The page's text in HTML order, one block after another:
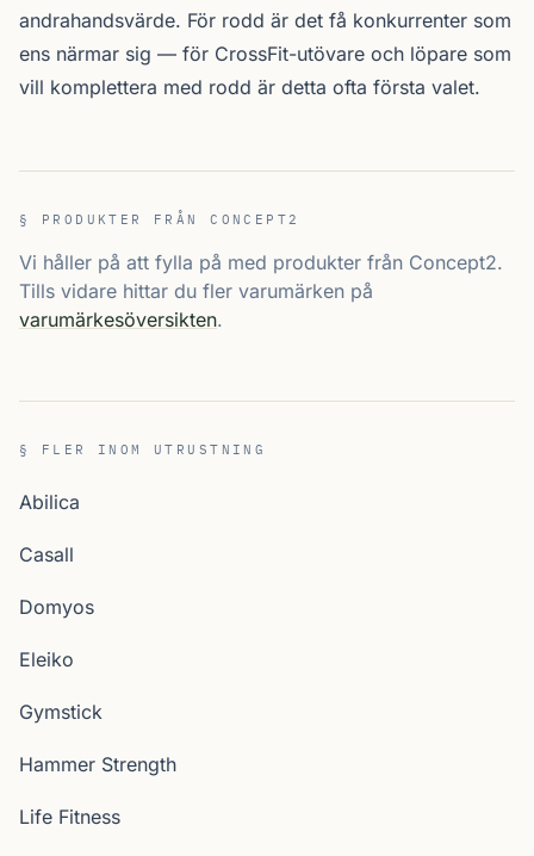
andrahandsvärde. För rodd är det få konkurrenter som
ens närmar sig — för CrossFit-utövare och löpare som
vill komplettera med rodd är detta ofta första valet.
§ PRODUKTER FRÅN CONCEPT2
Vi håller på att fylla på med produkter från Concept2.
Tills vidare hittar du fler varumärken på
varumärkesöversikten.
§ FLER INOM UTRUSTNING
Abilica
Casall
Domyos
Eleiko
Gymstick
Hammer Strength
Life Fitness